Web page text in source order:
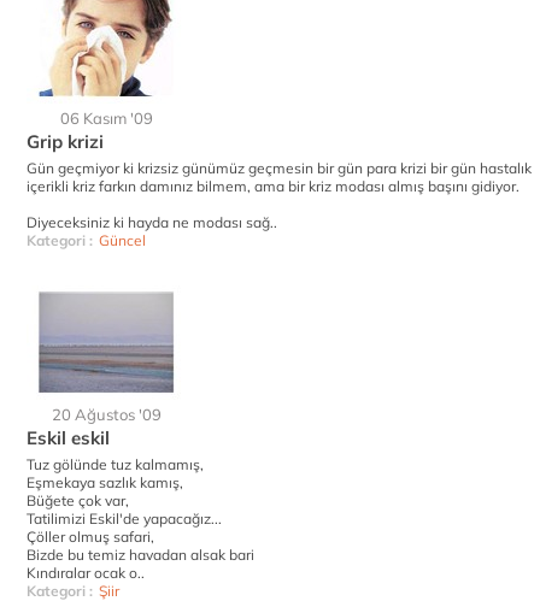
06 Kasım '09
Grip krizi
Gün geçmiyor ki krizsiz günümüz geçmesin bir gün para krizi bir gün hastalık
içerikli kriz farkın damınız bilmem, ama bir kriz modası almış başını gidiyor.
Diyeceksiniz ki hayda ne modası sağ..
Kategori : Güncel
20 Ağustos '09
Eskil eskil
Tuz gölünde tuz kalmamış,
Eşmekaya sazlık kamış,
Büğete çok var,
Tatilimizi Eskil'de yapacağız...
Çöller olmuş safari,
Bizde bu temiz havadan alsak bari
Kındıralar ocak o..
Kategori : Şiir